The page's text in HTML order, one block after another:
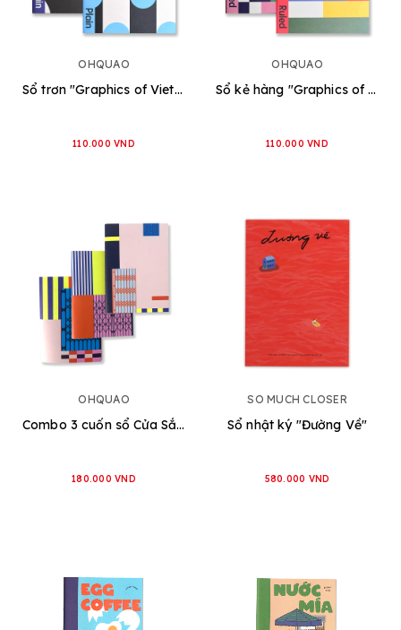
OHQUAO
Sổ trơn "Graphics of Vietnam" [2 loại]
110.000 VND
OHQUAO
Sổ kẻ hàng "Graphics of Vietnam" [2 loại]
110.000 VND
OHQUAO
Combo 3 cuốn sổ Cửa Sắt Petit
180.000 VND
SO MUCH CLOSER
Sổ nhật ký "Đường Về"
580.000 VND